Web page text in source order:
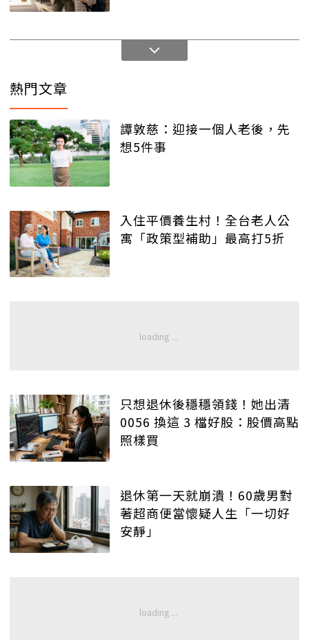
熱門文章
譚敦慈：迎接一個人老後，先
想5件事
入住平價養生村！全台老人公
寓「政策型補助」最高打5折
只想退休後穩穩領錢！她出清
0056 換這 3 檔好股：股價高點
照樣買
退休第一天就崩潰！60歲男對
著超商便當懷疑人生「一切好
安靜」